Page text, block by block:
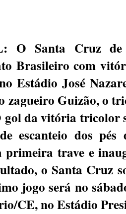
O Santa Cruz
Brasileiro com
Estádio José
zagueiro Guizão, o
gol da vitória tricolor
escanteio dos
primeira trave e
o Santa Cruz
jogo será no
CE, no Estádio